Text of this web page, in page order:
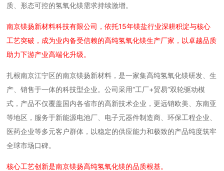
质、形态可控的氢氧化镁需求持续激增。
南京镁扬新材料科技有限公司，依托15年镁盐行业深耕积淀与核心
工艺突破，成为业内备受信赖的高纯氢氧化镁生产厂家，以卓越品质
助力下游产业高端化升级。
扎根南京江宁区的南京镁扬新材料，是一家集高纯氢氧化镁研发、生
产、销售于一体的科技型企业。公司采用“工厂+贸易”双轮驱动模
式，产品不仅覆盖国内各省市的高新技术企业，更远销欧美、东南亚
等地区，服务于新能源电池厂、电子元器件制造商、环保工程企业、
医药企业等多元客户群体，以稳定的供应能力和极致的产品纯度筑牢
全球市场口碑。
核心工艺创新是南京镁扬高纯氢氧化镁的品质根基。